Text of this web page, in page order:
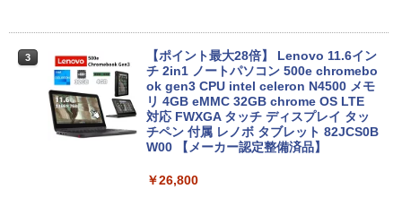
3
【ポイント最大28倍】 Lenovo 11.6イン
チ 2in1 ノートパソコン 500e chromebo
ok gen3 CPU intel celeron N4500 メモ
リ 4GB eMMC 32GB chrome OS LTE
対応 FWXGA タッチ ディスプレイ タッ
チペン 付属 レノボ タブレット 82JCS0B
W00 【メーカー認定整備済品】
￥26,800